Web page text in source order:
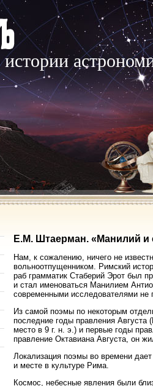
Е.М. Штаерман. «Манилий и
Нам, к сожалению, ничего не
вольноотпущенником. Римский
раб грамматик Стаберий Эрот был
и стал именоваться Манилием
современными исследователями не
Из самой поэмы по некоторым
последние годы правления
место в 9 г. н. э.) и первые годы
правление Октавиана Августа, он
Локализация поэмы во времени
и месте в культуре Рима.
Космос, небесные явления были